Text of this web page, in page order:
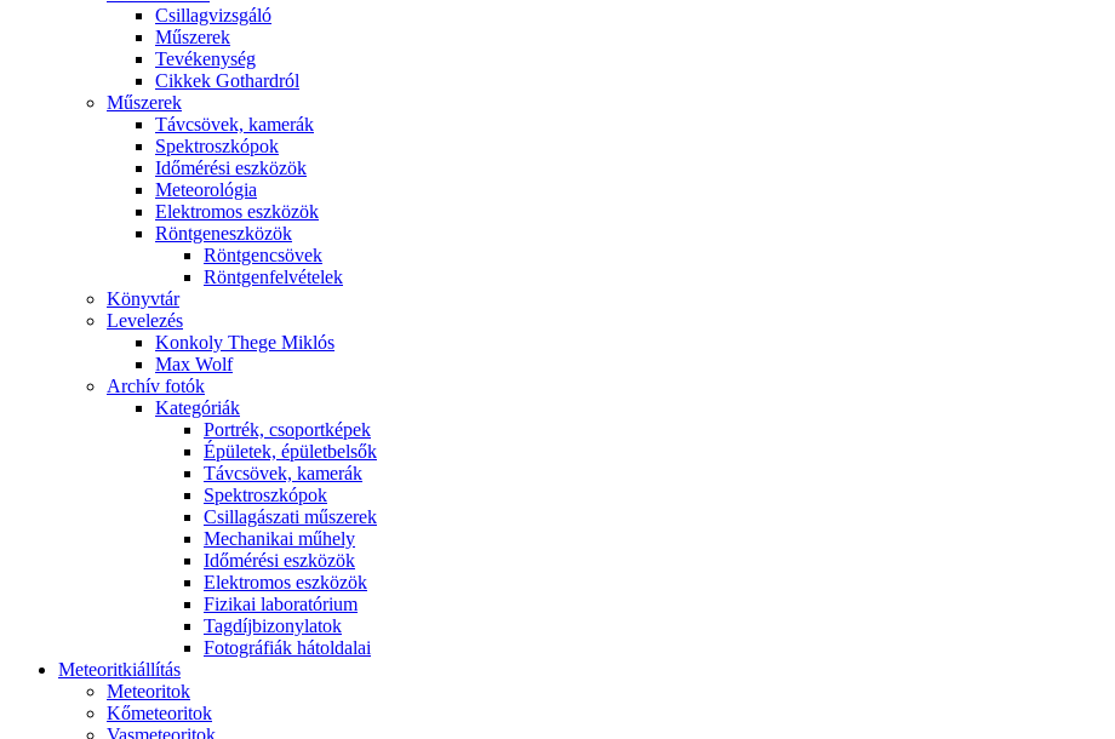
Csil­lag­vizs­gá­ló
Mű­sze­rek
Te­vé­keny­ség
Cik­kek Got­hard­ról
Mű­sze­rek
Táv­csö­vek, ka­me­rák
Spekt­rosz­kó­pok
Idő­mé­ré­si esz­kö­zök
Me­te­o­ro­ló­gia
Elekt­ro­mos esz­kö­zök
Rönt­gen­esz­kö­zök
Rönt­gen­csö­vek
Rönt­gen­fel­vé­te­lek
Könyv­tár
Le­ve­le­zés
Kon­koly The­ge Mik­lós
Max Wolf
Ar­chív fo­tók
Ka­te­gó­ri­ák
Port­rék, cso­port­ké­pek
Épü­le­tek, épü­let­bel­sők
Táv­csö­vek, ka­me­rák
Spekt­rosz­kó­pok
Csil­la­gá­sza­ti mű­sze­rek
Me­cha­ni­kai mű­hely
Idő­mé­ré­si esz­kö­zök
Elekt­ro­mos esz­kö­zök
Fi­zi­kai la­bo­ra­tó­ri­um
Tag­díj­bi­zony­la­tok
Fo­tog­rá­fi­ák hát­ol­da­lai
Me­te­o­rit­ki­ál­lí­tás
Me­te­o­ri­tok
Kő­me­te­o­ri­tok
Vas­me­te­o­ri­tok